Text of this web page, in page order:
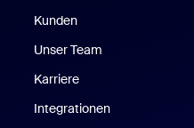
Kunden
Unser Team
Karriere
Integrationen